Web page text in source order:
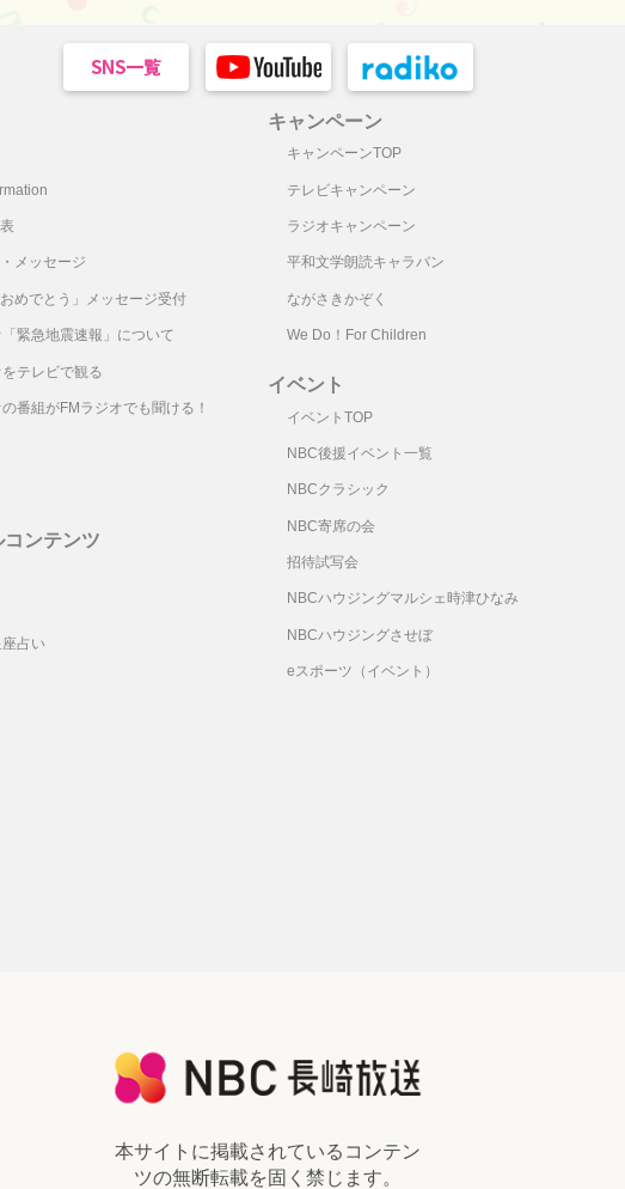
メッセージ
めでとう」メッセージ受付
緊急地震速報」について
テレビで観る
番組がFMラジオでも聞ける！
ンテンツ
占い
キャンペーン
キャンペーンTOP
テレビキャンペーン
ラジオキャンペーン
平和文学朗読キャラバン
ながさきかぞく
We Do！For Children
イベント
イベントTOP
NBC後援イベント一覧
NBCクラシック
NBC寄席の会
招待試写会
NBCハウジングマルシェ時津ひなみ
NBCハウジングさせぼ
eスポーツ（イベント）
本サイトに掲載されているコンテン
ツの無断転載を固く禁じます。